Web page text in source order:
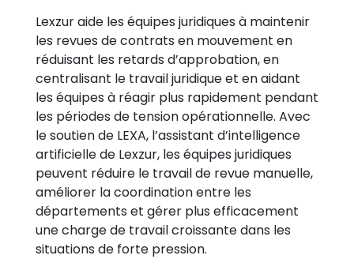
Lexzur aide les équipes juridiques à maintenir
les revues de contrats en mouvement en
réduisant les retards d’approbation, en
centralisant le travail juridique et en aidant
les équipes à réagir plus rapidement pendant
les périodes de tension opérationnelle. Avec
le soutien de LEXA, l’assistant d’intelligence
artificielle de Lexzur, les équipes juridiques
peuvent réduire le travail de revue manuelle,
améliorer la coordination entre les
départements et gérer plus efficacement
une charge de travail croissante dans les
situations de forte pression.